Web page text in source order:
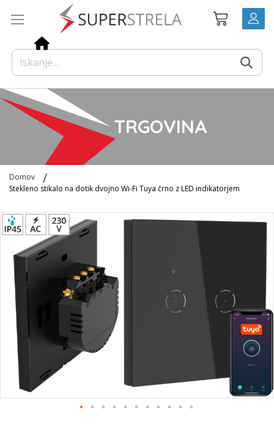
Košarica
TRGOVINA
Domov
Stekleno stikalo na dotik dvojno Wi-Fi Tuya črno z LED indikatorjem
Preskoči
na
galerije